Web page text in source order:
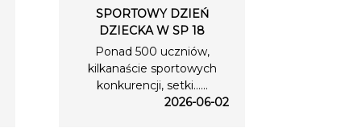
SPORTOWY DZIEŃ
DZIECKA W SP 18
Ponad 500 uczniów,
kilkanaście sportowych
konkurencji, setki…...
2026-06-02